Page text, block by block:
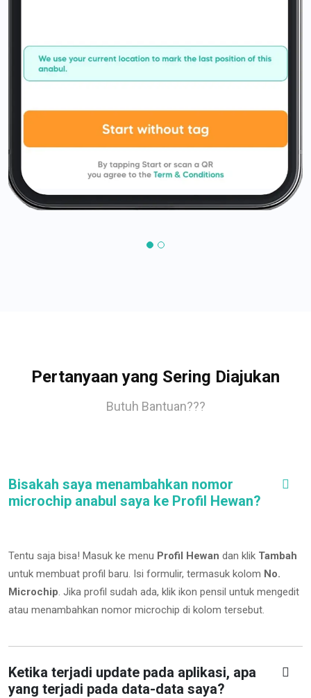
Pertanyaan yang Sering Diajukan
Butuh Bantuan???
Bisakah saya menambahkan nomor
microchip anabul saya ke Profil Hewan?
Tentu saja bisa! Masuk ke menu Profil Hewan dan klik Tambah
untuk membuat profil baru. Isi formulir, termasuk kolom No.
Microchip. Jika profil sudah ada, klik ikon pensil untuk mengedit
atau menambahkan nomor microchip di kolom tersebut.
Ketika terjadi update pada aplikasi, apa
yang terjadi pada data-data saya?